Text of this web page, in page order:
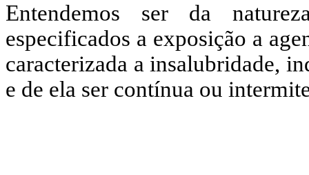
Entendemos ser da
especificados a exposição a
caracterizada a insalubridade,
e de ela ser contínua ou